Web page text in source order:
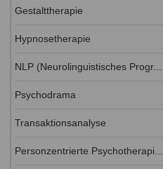
Gestalttherapie
Hypnosetherapie
NLP (Neurolinguistisches Progr...
Psychodrama
Transaktionsanalyse
Personzentrierte Psychotherapi...